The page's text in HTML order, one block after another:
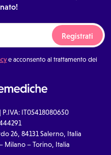
Registrati
e acconsento al trattamento dei
P.IVA: IT05418080650
26, 84131 Salerno, Italia
Milano – Torino, Italia